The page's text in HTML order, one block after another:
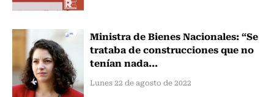
Ministra de Bienes Nacionales: “Se
trataba de construcciones que no
tenían nada...
Lunes 22 de agosto de 2022